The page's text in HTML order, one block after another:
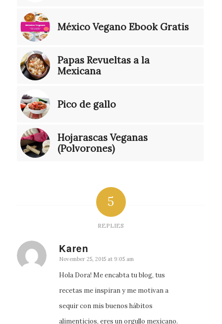
México Vegano Ebook Gratis
Papas Revueltas a la
Mexicana
Pico de gallo
Hojarascas Veganas
(Polvorones)
5
REPLIES
Karen
says:
November 25, 2015 at 9:05 am
Hola Dora! Me encabta tu blog, tus
recetas me inspiran y me motivan a
sequir con mis buenos hábitos
alimenticios, eres un orgullo mexicano.